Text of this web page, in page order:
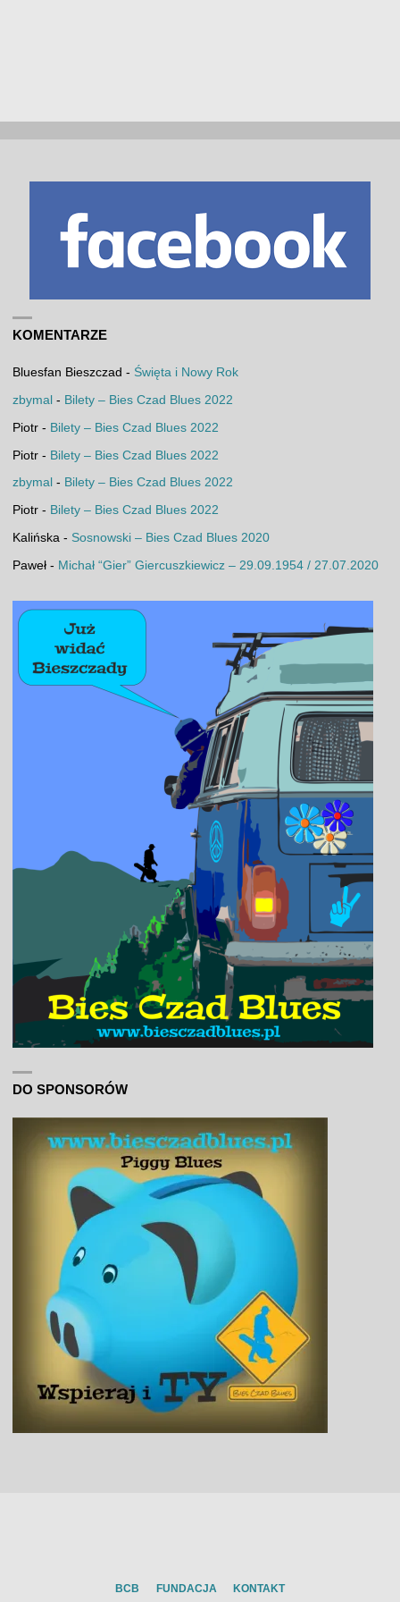
KOMENTARZE
Bluesfan Bieszczad - Święta i Nowy Rok
zbymal - Bilety – Bies Czad Blues 2022
Piotr- Bilety – Bies Czad Blues 2022
Piotr- Bilety – Bies Czad Blues 2022
zbymal - Bilety – Bies Czad Blues 2022
Piotr- Bilety – Bies Czad Blues 2022
Kalińska - Sosnowski – Bies Czad Blues 2020
Paweł- Michał “Gier” Giercuszkiewicz – 29.09.1954 / 27.07.2020
DO SPONSORÓW
BCB FUNDACJA KONTAKT